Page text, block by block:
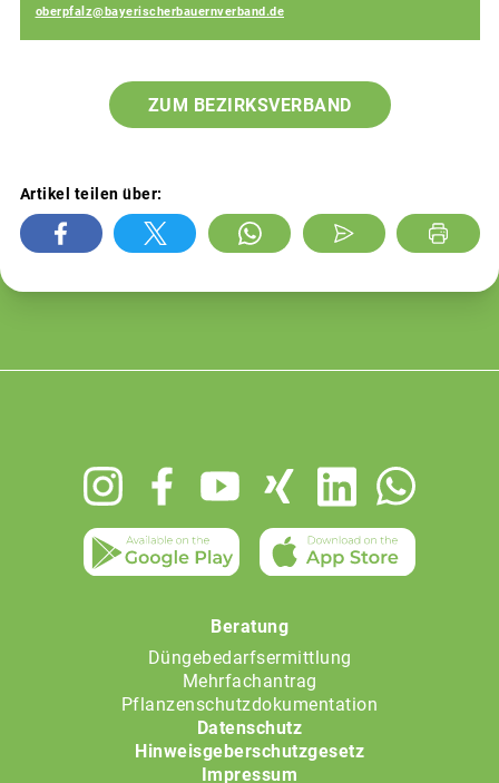
oberpfalz@bayerischerbauernverband.de
ZUM BEZIRKSVERBAND
Artikel teilen über:
Beratung
Düngebedarfsermittlung
Mehrfachantrag
Pflanzenschutzdokumentation
Datenschutz
Hinweisgeberschutzgesetz
Impressum